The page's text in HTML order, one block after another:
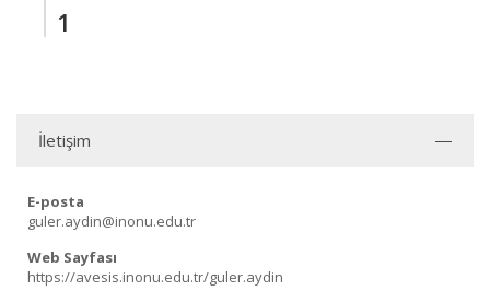
1
İletişim
E-posta
guler.aydin@inonu.edu.tr
Web Sayfası
https://avesis.inonu.edu.tr/guler.aydin